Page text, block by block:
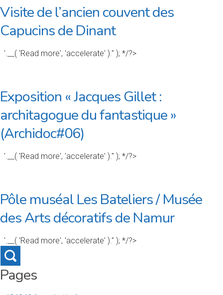
Visite de l’ancien couvent des
Capucins de Dinant
'.__( 'Read more', 'accelerate' ).'' ); */?>
Exposition « Jacques Gillet :
architagogue du fantastique »
(Archidoc#06)
'.__( 'Read more', 'accelerate' ).'' ); */?>
Pôle muséal Les Bateliers / Musée
des Arts décoratifs de Namur
'.__( 'Read more', 'accelerate' ).'' ); */?>
Pages